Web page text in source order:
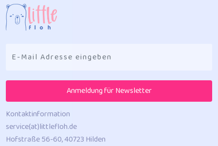
Anmeldung für Newsletter
Kontaktinformation
service(at)littlefloh.de
Hofstraße 56-60, 40723 Hilden